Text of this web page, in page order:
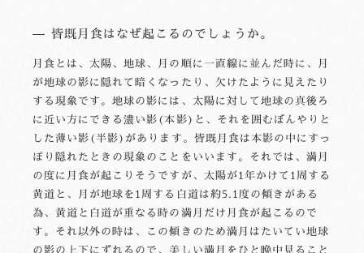
皆既月食はなぜ起こるのでしょうか。
月食とは、太陽、地球、月の順に一直線に並んだ時に、月
が地球の影に隠れて暗くなったり、欠けたように見えたり
する現象です。地球の影には、太陽に対して地球の真後ろ
に近い方にできる濃い影(本影)と、それを囲むぼんやりと
した薄い影(半影)があります。皆既月食は本影の中にすっ
ぽり隠れたときの現象のことをいいます。それでは、満月
の度に月食が起こりそうですが、太陽が1年かけて1周する
黄道と、月が地球を1周する白道は約5.1度の傾きがある
為、黄道と白道が重なる時の満月だけ月食が起こるので
す。それ以外の時は、この傾きのため満月はたいてい地球
の影の上下にずれるので、美しい満月をひと晩中見ること